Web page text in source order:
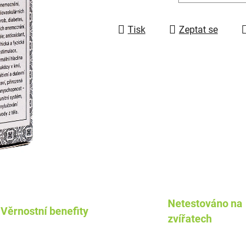
Tisk Zeptat se
Věrnostní benefity
Netestováno na
zvířatech